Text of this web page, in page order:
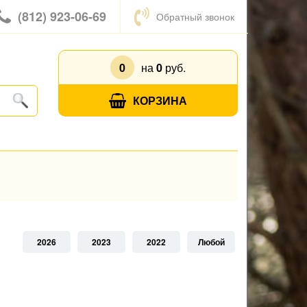
(812) 923-06-69 Обратный звонок
0 на 0руб.
КОРЗИНА
2026 2023 2022 Любой